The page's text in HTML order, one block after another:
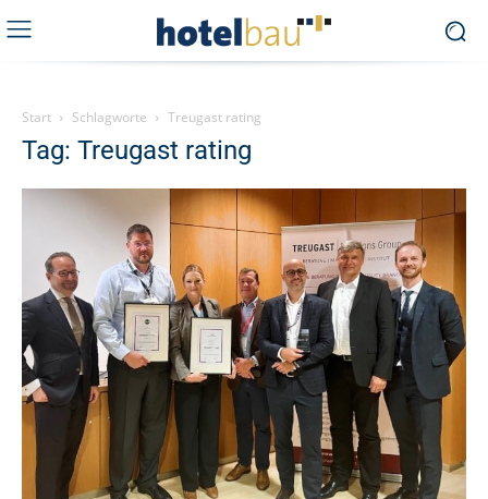
Start Schlagworte Treugast rating
Tag: Treugast rating